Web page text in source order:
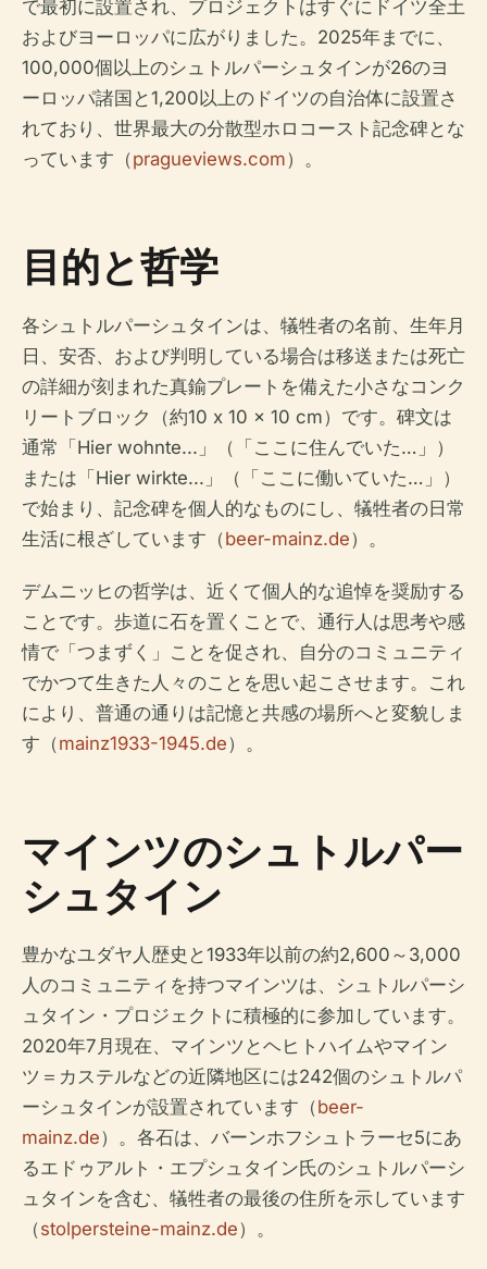
で最初に設置され、プロジェクトはすぐにドイツ全土
およびヨーロッパに広がりました。2025年までに、
100,000個以上のシュトルパーシュタインが26のヨ
ーロッパ諸国と1,200以上のドイツの自治体に設置さ
れており、世界最大の分散型ホロコースト記念碑とな
っています（pragueviews.com）。
目的と哲学
各シュトルパーシュタインは、犠牲者の名前、生年月
日、安否、および判明している場合は移送または死亡
の詳細が刻まれた真鍮プレートを備えた小さなコンク
リートブロック（約10 x 10 x 10 cm）です。碑文は
通常「Hier wohnte...」（「ここに住んでいた…」）
または「Hier wirkte...」（「ここに働いていた…」）
で始まり、記念碑を個人的なものにし、犠牲者の日常
生活に根ざしています（beer-mainz.de）。
デムニッヒの哲学は、近くて個人的な追悼を奨励する
ことです。歩道に石を置くことで、通行人は思考や感
情で「つまずく」ことを促され、自分のコミュニティ
でかつて生きた人々のことを思い起こさせます。これ
により、普通の通りは記憶と共感の場所へと変貌しま
す（mainz1933-1945.de）。
マインツのシュトルパー
シュタイン
豊かなユダヤ人歴史と1933年以前の約2,600～3,000
人のコミュニティを持つマインツは、シュトルパーシ
ュタイン・プロジェクトに積極的に参加しています。
2020年7月現在、マインツとヘヒトハイムやマイン
ツ＝カステルなどの近隣地区には242個のシュトルパ
ーシュタインが設置されています（beer-
mainz.de）。各石は、バーンホフシュトラーセ5にあ
るエドゥアルト・エプシュタイン氏のシュトルパーシ
ュタインを含む、犠牲者の最後の住所を示しています
（stolpersteine-mainz.de）。